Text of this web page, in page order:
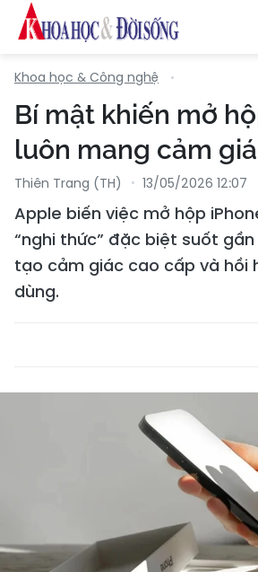
Khoa học & Công nghệ
Bí mật khiến mở
luôn mang cảm
Thiên Trang (TH) 13/05/2026 12:07
Apple biến việc mở hộp
“nghi thức” đặc biệt suốt
tạo cảm giác cao cấp và hồi
dùng.